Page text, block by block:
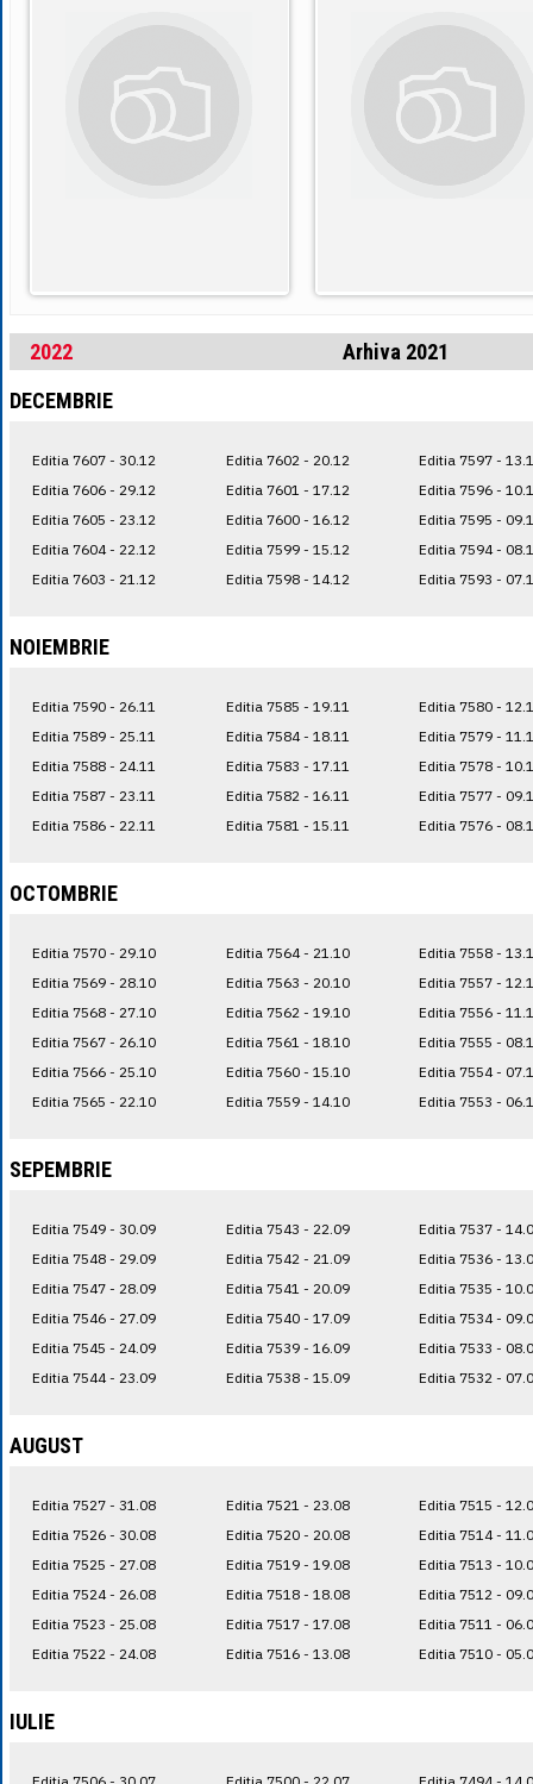
2022
Arhiva 2021
DECEMBRIE
Editia 7607 - 30.12
Editia 7606 - 29.12
Editia 7605 - 23.12
Editia 7604 - 22.12
Editia 7603 - 21.12
Editia 7602 - 20.12
Editia 7601 - 17.12
Editia 7600 - 16.12
Editia 7599 - 15.12
Editia 7598 - 14.12
Editia 7597 -
Editia 7596 -
Editia 7595 -
Editia 7594 -
Editia 7593 -
NOIEMBRIE
Editia 7590 - 26.11
Editia 7589 - 25.11
Editia 7588 - 24.11
Editia 7587 - 23.11
Editia 7586 - 22.11
Editia 7585 - 19.11
Editia 7584 - 18.11
Editia 7583 - 17.11
Editia 7582 - 16.11
Editia 7581 - 15.11
Editia 7580 -
Editia 7579 -
Editia 7578 -
Editia 7577 -
Editia 7576 -
OCTOMBRIE
Editia 7570 - 29.10
Editia 7569 - 28.10
Editia 7568 - 27.10
Editia 7567 - 26.10
Editia 7566 - 25.10
Editia 7565 - 22.10
Editia 7564 - 21.10
Editia 7563 - 20.10
Editia 7562 - 19.10
Editia 7561 - 18.10
Editia 7560 - 15.10
Editia 7559 - 14.10
Editia 7558 -
Editia 7557 -
Editia 7556 -
Editia 7555 -
Editia 7554 -
Editia 7553 -
SEPEMBRIE
Editia 7549 - 30.09
Editia 7548 - 29.09
Editia 7547 - 28.09
Editia 7546 - 27.09
Editia 7545 - 24.09
Editia 7544 - 23.09
Editia 7543 - 22.09
Editia 7542 - 21.09
Editia 7541 - 20.09
Editia 7540 - 17.09
Editia 7539 - 16.09
Editia 7538 - 15.09
Editia 7537 -
Editia 7536 -
Editia 7535 -
Editia 7534 -
Editia 7533 -
Editia 7532 -
AUGUST
Editia 7527 - 31.08
Editia 7526 - 30.08
Editia 7525 - 27.08
Editia 7524 - 26.08
Editia 7523 - 25.08
Editia 7522 - 24.08
Editia 7521 - 23.08
Editia 7520 - 20.08
Editia 7519 - 19.08
Editia 7518 - 18.08
Editia 7517 - 17.08
Editia 7516 - 13.08
Editia 7515 -
Editia 7514 -
Editia 7513 -
Editia 7512 -
Editia 7511 -
Editia 7510 -
IULIE
Editia 7506 - 30.07 Editia 7500 - 22.07 Editia 7494 -